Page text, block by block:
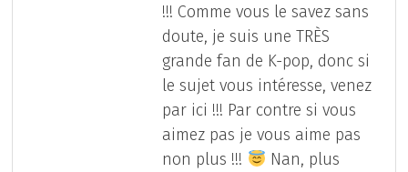
!!! Comme vous le savez sans
doute, je suis une TRÈS
grande fan de K-pop, donc si
le sujet vous intéresse, venez
par ici !!! Par contre si vous
aimez pas je vous aime pas
non plus !!!
Nan, plus